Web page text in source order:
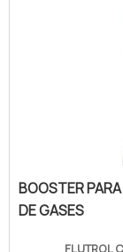
tanque inox.
distribuidora
todo
BOOSTER
DE GASES